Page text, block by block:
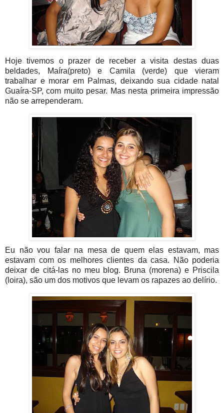
Hoje tivemos o prazer de receber a visita destas duas
beldades, Maíra(preto) e Camila (verde) que vieram
trabalhar e morar em Palmas, deixando sua cidade natal
Guaíra-SP, com muito pesar. Mas nesta primeira impressão
não se arrependeram.
Eu não vou falar na mesa de quem elas estavam, mas
estavam com os melhores clientes da casa. Não poderia
deixar de citá-las no meu blog. Bruna (morena) e Priscila
(loira), são um dos motivos que levam os rapazes ao delírio.